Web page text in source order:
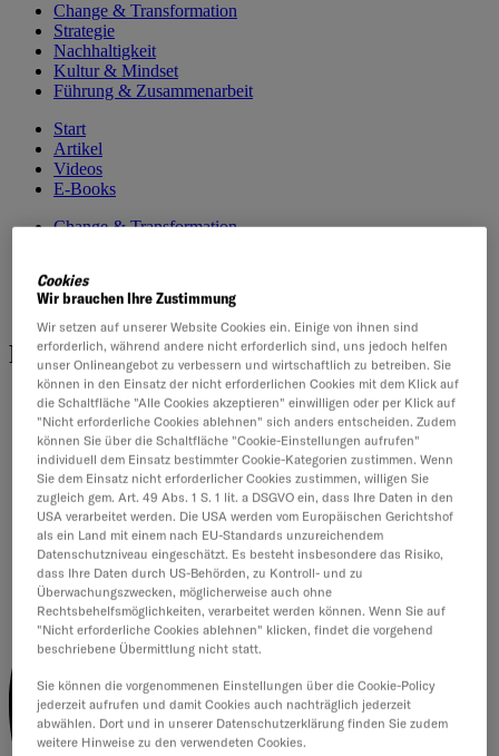
Change & Transformation
Strategie
Nachhaltigkeit
Kultur & Mindset
Führung & Zusammenarbeit
Start
Artikel
Videos
E-Books
Change & Transformation
Kultur & Mindset
Führung & Zusammenarbeit
Fachmagazine entdecken
Analytics & Insights
Cybersecurity
Sales & Service
SAP Forward
Themenschmiede
Cookies
Wir brauchen Ihre Zustimmung
Wir setzen auf unserer Website Cookies ein. Einige von ihnen sind
erforderlich, während andere nicht erforderlich sind, uns jedoch helfen
unser Onlineangebot zu verbessern und wirtschaftlich zu betreiben. Sie
können in den Einsatz der nicht erforderlichen Cookies mit dem Klick auf
die Schaltfläche "Alle Cookies akzeptieren" einwilligen oder per Klick auf
"Nicht erforderliche Cookies ablehnen" sich anders entscheiden. Zudem
können Sie über die Schaltfläche "Cookie-Einstellungen aufrufen"
individuell dem Einsatz bestimmter Cookie-Kategorien zustimmen. Wenn
Sie dem Einsatz nicht erforderlicher Cookies zustimmen, willigen Sie
zugleich gem. Art. 49 Abs. 1 S. 1 lit. a DSGVO ein, dass Ihre Daten in den
USA verarbeitet werden. Die USA werden vom Europäischen Gerichtshof
als ein Land mit einem nach EU-Standards unzureichendem
Datenschutzniveau eingeschätzt. Es besteht insbesondere das Risiko,
dass Ihre Daten durch US-Behörden, zu Kontroll- und zu
Überwachungszwecken, möglicherweise auch ohne
Rechtsbehelfsmöglichkeiten, verarbeitet werden können. Wenn Sie auf
"Nicht erforderliche Cookies ablehnen" klicken, findet die vorgehend
beschriebene Übermittlung nicht statt.
Sie können die vorgenommenen Einstellungen über die Cookie-Policy
jederzeit aufrufen und damit Cookies auch nachträglich jederzeit
abwählen. Dort und in unserer Datenschutzerklärung finden Sie zudem
weitere Hinweise zu den verwendeten Cookies.